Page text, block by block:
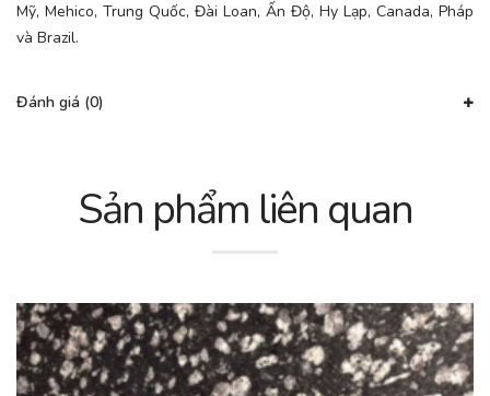
Mỹ, Mehico, Trung Quốc, Đài Loan, Ấn Độ, Hy Lạp, Canada, Pháp
và Brazil.
Đánh giá (0)
Sản phẩm liên quan